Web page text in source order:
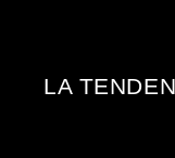
LA